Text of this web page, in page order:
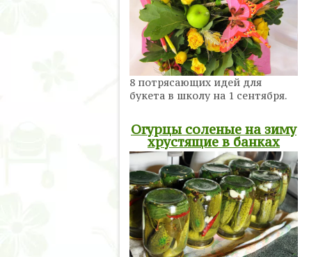
8 потрясающих идей для
букета в школу на 1 сентября.
Огурцы соленые на зиму
хрустящие в банках